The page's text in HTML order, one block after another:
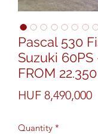
Pascal 530
Suzuki 60PS
FROM
HUF 8,490,000
Quantity *